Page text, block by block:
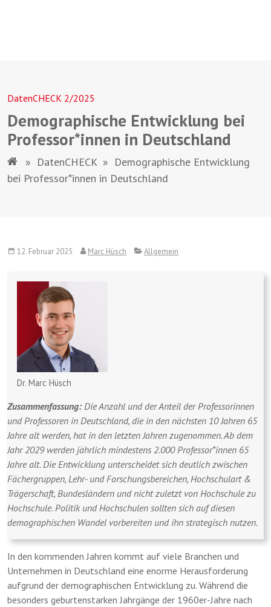
DatenCHECK 2/2025
Demographische Entwicklung bei
Professor*innen in Deutschland
» DatenCHECK » Demographische Entwicklung
bei Professor*innen in Deutschland
12. Februar 2025 Marc Hüsch Allgemein
Dr. Marc Hüsch
Zusammenfassung: Die Anzahl und der Anteil der Professorinnen
und Professoren in Deutschland, die in den nächsten 10 Jahren 65
Jahre alt werden, hat in den letzten Jahren zugenommen. Ab dem
Jahr 2029 werden jährlich mindestens 2.000 Professor*innen 65
Jahre alt. Die Entwicklung unterscheidet sich deutlich zwischen
Fächergruppen, Lehr- und Forschungsbereichen, Hochschulart &
Trägerschaft, Bundesländern und nicht zuletzt von Hochschule zu
Hochschule. Politik und Hochschulen sollten sich auf diesen
demographischen Wandel vorbereiten und ihn strategisch nutzen.
In den kommenden Jahren kommt auf viele Branchen und
Unternehmen in Deutschland eine enorme Herausforderung
aufgrund der demographischen Entwicklung zu. Während die
besonders geburtenstarken Jahrgänge der 1960er-Jahre nach